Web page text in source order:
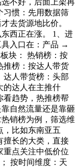
不好，后面上架再
习惯：先用数据筛
去货源地比价。
西正在涨。 1、进
具入口在：产品 →
块： 热销榜：按
推榜：按达人带货
达人带货榜：头部
的达人在主推什
看趋势，热推榜帮
自然流量还是靠砸
销榜为例，筛选维
，比如东南亚五
擅长的大类，直接
重点关注中低价位
按时间维度：天